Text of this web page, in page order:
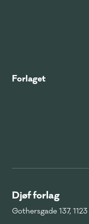
Forlaget
Djøf forlag
Gothersgade 137,